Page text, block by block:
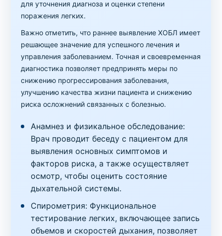
для уточнения диагноза и оценки степени
поражения легких.
Важно отметить, что раннее выявление ХОБЛ имеет
решающее значение для успешного лечения и
управления заболеванием. Точная и своевременная
диагностика позволяет предпринять меры по
снижению прогрессирования заболевания,
улучшению качества жизни пациента и снижению
риска осложнений связанных с болезнью.
Анамнез и физикальное обследование:
Врач проводит беседу с пациентом для
выявления основных симптомов и
факторов риска, а также осуществляет
осмотр, чтобы оценить состояние
дыхательной системы.
Спирометрия: Функциональное
тестирование легких, включающее запись
объемов и скоростей дыхания, позволяет